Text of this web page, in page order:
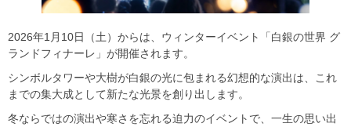
2026年1月10日（土）からは、ウィンターイベント「白銀の世界 グ
ランドフィナーレ」が開催されます。
シンボルタワーや大樹が白銀の光に包まれる幻想的な演出は、これ
までの集大成として新たな光景を創り出します。
冬ならではの演出や寒さを忘れる迫力のイベントで、一生の思い出